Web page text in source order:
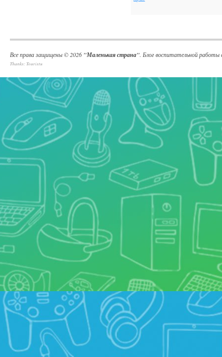
Все права защищены © 2026 "Маленькая страна" . Блог воспитательной
Thanks:Touristu